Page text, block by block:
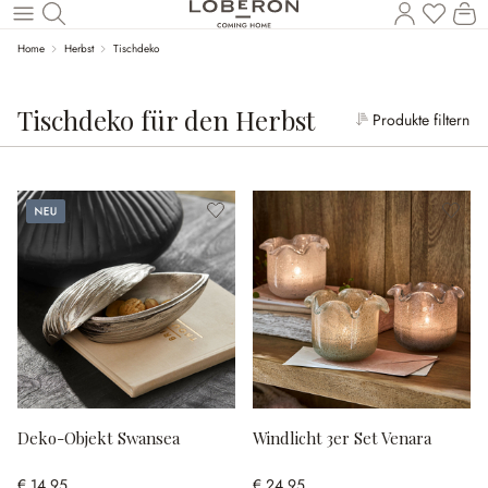
Zum Hauptinhalt springen
Home Herbst Tischdeko
Tischdeko für den Herbst Produkte filtern
Neu
Deko-Objekt Swansea Windlicht 3er Set Venara